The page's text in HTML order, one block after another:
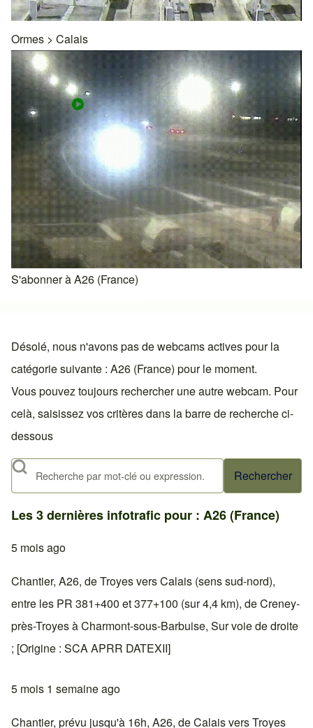
Ormes > Calais
S'abonner à A26 (France)
Désolé, nous n'avons pas de webcams actives pour la
catégorie suivante : A26 (France) pour le moment.
Vous pouvez toujours rechercher une autre webcam. Pour
celà, saisissez vos critères dans la barre de recherche ci-
dessous
Rechercher
Les 3 dernières infotrafic pour : A26 (France)
5 mois ago
Chantier, A26, de Troyes vers Calais (sens sud-nord),
entre les PR 381+400 et 377+100 (sur 4,4 km), de Creney-
près-Troyes à Charmont-sous-Barbuise, Sur voie de droite
; [Origine : SCA APRR DATEXII]
5 mois 1 semaine ago
Chantier, prévu jusqu'à 16h, A26, de Calais vers Troyes